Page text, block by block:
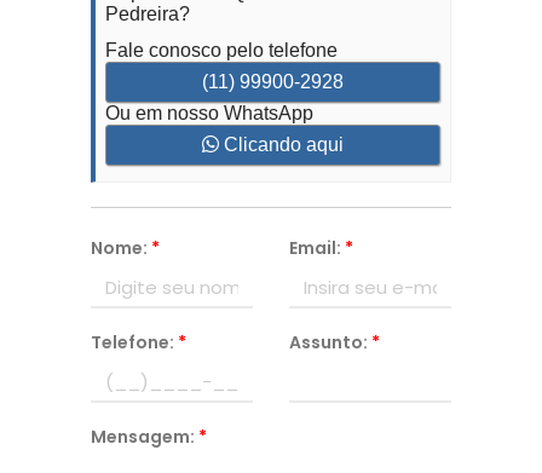
Pedreira?
Fale conosco pelo telefone
(11) 99900-2928
Ou em nosso WhatsApp
Clicando aqui
Nome: * Email: *
Telefone: * Assunto: *
Mensagem: *